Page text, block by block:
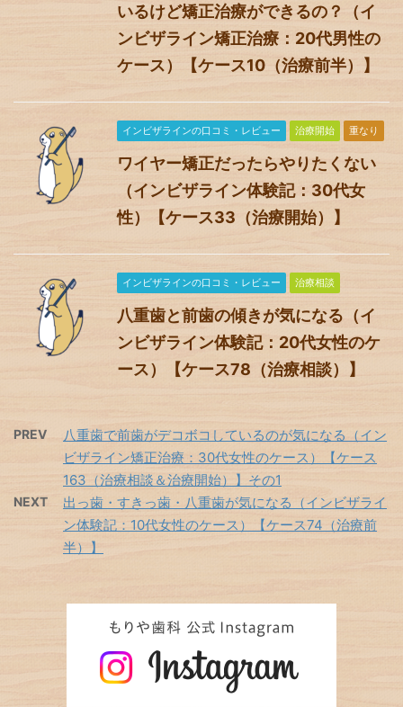
いるけど矯正治療ができるの？（イ
ンビザライン矯正治療：20代男性の
ケース）【ケース10（治療前半）】
インビザラインの口コミ・レビュー 治療開始 重なり
ワイヤー矯正だったらやりたくない
（インビザライン体験記：30代女
性）【ケース33（治療開始）】
インビザラインの口コミ・レビュー 治療相談
八重歯と前歯の傾きが気になる（イ
ンビザライン体験記：20代女性のケ
ース）【ケース78（治療相談）】
PREV
八重歯で前歯がデコボコしているのが気になる（イン
ビザライン矯正治療：30代女性のケース）【ケース
163（治療相談＆治療開始）】その1
NEXT
出っ歯・すきっ歯・八重歯が気になる（インビザライ
ン体験記：10代女性のケース）【ケース74（治療前
半）】